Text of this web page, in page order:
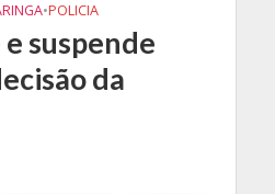
•POLICIA
suspende
da